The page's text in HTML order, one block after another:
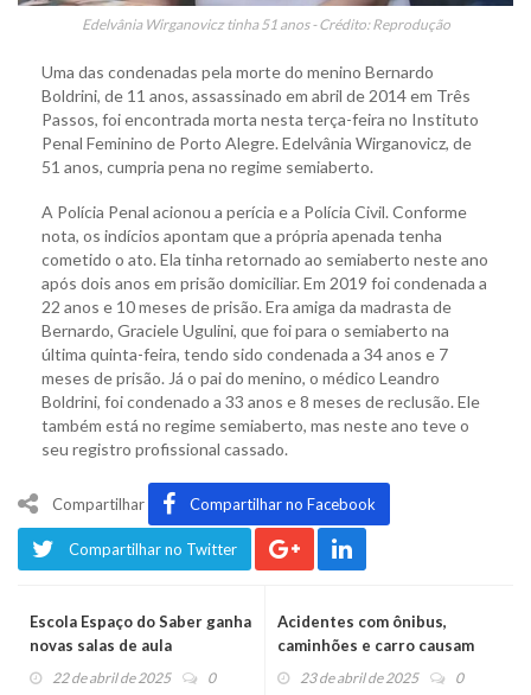
Edelvânia Wirganovicz tinha 51 anos - Crédito: Reprodução
Uma das condenadas pela morte do menino Bernardo
Boldrini, de 11 anos, assassinado em abril de 2014 em Três
Passos, foi encontrada morta nesta terça-feira no Instituto
Penal Feminino de Porto Alegre. Edelvânia Wirganovicz, de
51 anos, cumpria pena no regime semiaberto.
A Polícia Penal acionou a perícia e a Polícia Civil. Conforme
nota, os indícios apontam que a própria apenada tenha
cometido o ato. Ela tinha retornado ao semiaberto neste ano
após dois anos em prisão domiciliar. Em 2019 foi condenada a
22 anos e 10 meses de prisão. Era amiga da madrasta de
Bernardo, Graciele Ugulini, que foi para o semiaberto na
última quinta-feira, tendo sido condenada a 34 anos e 7
meses de prisão. Já o pai do menino, o médico Leandro
Boldrini, foi condenado a 33 anos e 8 meses de reclusão. Ele
também está no regime semiaberto, mas neste ano teve o
seu registro profissional cassado.
Compartilhar Compartilhar no Facebook
Compartilhar no Twitter
Escola Espaço do Saber ganha
novas salas de aula
22 de abril de 2025 0
Acidentes com ônibus,
caminhões e carro causam
duas mortes, na BR-386
23 de abril de 2025 0